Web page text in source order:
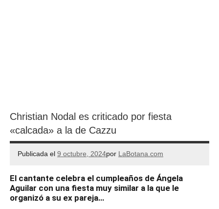
Christian Nodal es criticado por fiesta
«calcada» a la de Cazzu
Publicada el 9 octubre, 2024por LaBotana.com
El cantante celebra el cumpleaños de Ángela
Aguilar con una fiesta muy similar a la que le
organizó a su ex pareja…